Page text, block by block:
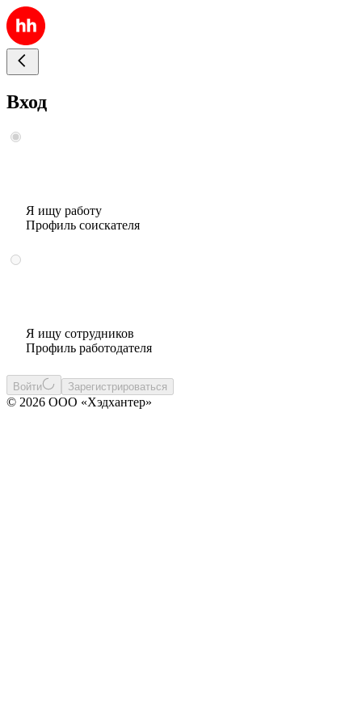
Вход
Я ищу работу
Профиль соискателя
Я ищу сотрудников
Профиль работодателя
Войти Зарегистрироваться
© 2026 ООО «Хэдхантер»